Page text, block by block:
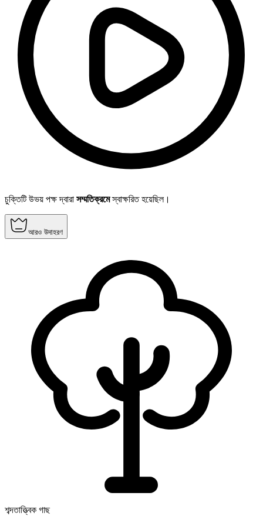
চুক্তিটি উভয় পক্ষ দ্বারা সম্মতিক্রমেস্বাক্ষরিত হয়েছিল।
আরও উদাহরণ
শব্দতাত্ত্বিক গাছ